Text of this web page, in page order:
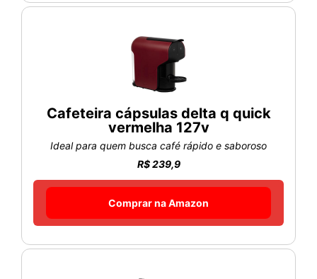
Cafeteira cápsulas delta q quick
vermelha 127v
Ideal para quem busca café rápido e saboroso
R$ 239,9
Comprar na Amazon